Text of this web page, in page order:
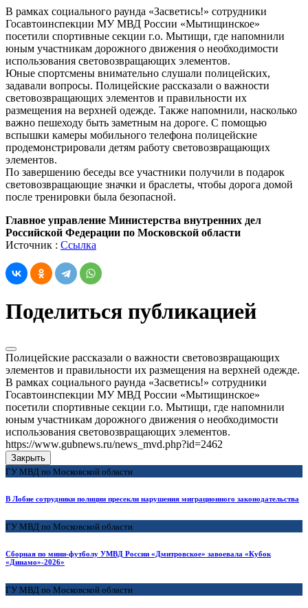
В рамках социального раунда «Засветись!» сотрудники
Госавтоинспекции МУ МВД России «Мытищинское»
посетили спортивные секции г.о. Мытищи, где напомнили
юным участникам дорожного движения о необходимости
использования световозвращающих элементов.
Юные спортсмены внимательно слушали полицейских,
задавали вопросы. Полицейские рассказали о важности
световозвращающих элементов и правильности их
размещения на верхней одежде. Также напомнили, насколько
важно пешеходу быть заметным на дороге. С помощью
вспышки камеры мобильного телефона полицейские
продемонстрировали детям работу световозвращающих
элементов.
По завершению беседы все участники получили в подарок
световозвращающие значки и браслеты, чтобы дорога домой
после тренировки была безопасной.
Главное управление Министерства внутренних дел
Российской Федерации по Московской области
Источник : Ссылка
Поделиться публикацией
Полицейские рассказали о важности световозвращающих
элементов и правильности их размещения на верхней одежде.
В рамках социального раунда «Засветись!» сотрудники
Госавтоинспекции МУ МВД России «Мытищинское»
посетили спортивные секции г.о. Мытищи, где напомнили
юным участникам дорожного движения о необходимости
использования световозвращающих элементов.
https://www.gubnews.ru/news_mvd.php?id=2462
Закрыть
ГУ МВД по Московской области
В Лобне сотрудники полиции пресекли нарушения миграционного законодательства
ГУ МВД по Московской области
Сборная по мини-футболу УМВД России «Дмитровское» завоевала «Кубок
«Динамо»-2026»
ГУ МВД по Московской области